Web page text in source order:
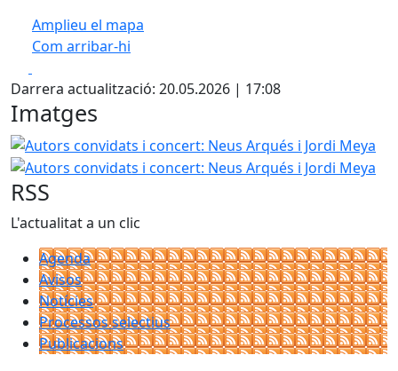
Amplieu el mapa
Com arribar-hi
+
−
Darrera actualització: 20.05.2026 | 17:08
Imatges
Autors convidats i concert: Neus Arqués i Jordi Meya
RSS
L'actualitat a un clic
Agenda
Avisos
Notícies
Processos selectius
Publicacions